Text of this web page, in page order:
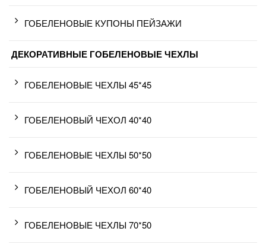
ГОБЕЛЕНОВЫЕ КУПОНЫ ПЕЙЗАЖИ
ДЕКОРАТИВНЫЕ ГОБЕЛЕНОВЫЕ ЧЕХЛЫ
ГОБЕЛЕНОВЫЕ ЧЕХЛЫ 45*45
ГОБЕЛЕНОВЫЙ ЧЕХОЛ 40*40
ГОБЕЛЕНОВЫЕ ЧЕХЛЫ 50*50
ГОБЕЛЕНОВЫЙ ЧЕХОЛ 60*40
ГОБЕЛЕНОВЫЕ ЧЕХЛЫ 70*50